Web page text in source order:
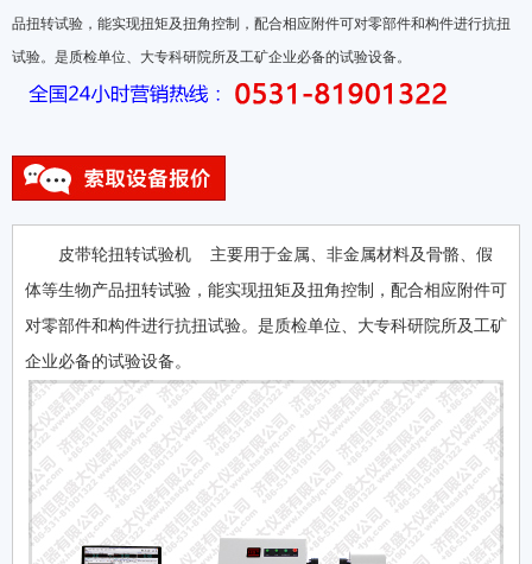
品扭转试验，能实现扭矩及扭角控制，配合相应附件可对零部件和构件进行抗扭
试验。是质检单位、大专科研院所及工矿企业必备的试验设备。
皮带轮扭转试验机 主要用于金属、非金属材料及骨骼、假
体等生物产品扭转试验，能实现扭矩及扭角控制，配合相应附件可
对零部件和构件进行抗扭试验。是质检单位、大专科研院所及工矿
企业必备的试验设备。